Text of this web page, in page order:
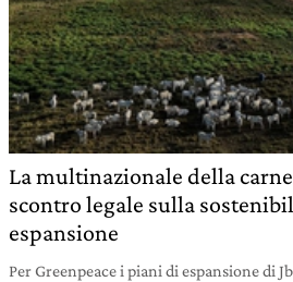
La multinazionale della
scontro legale sulla
espansione
Per Greenpeace i piani di espansione di